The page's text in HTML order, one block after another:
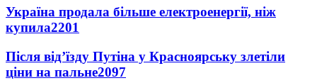
Україна продала більше електроенергії, ніж
купила2201
Після від’їзду Путіна у Красноярську злетіли
ціни на пальне2097